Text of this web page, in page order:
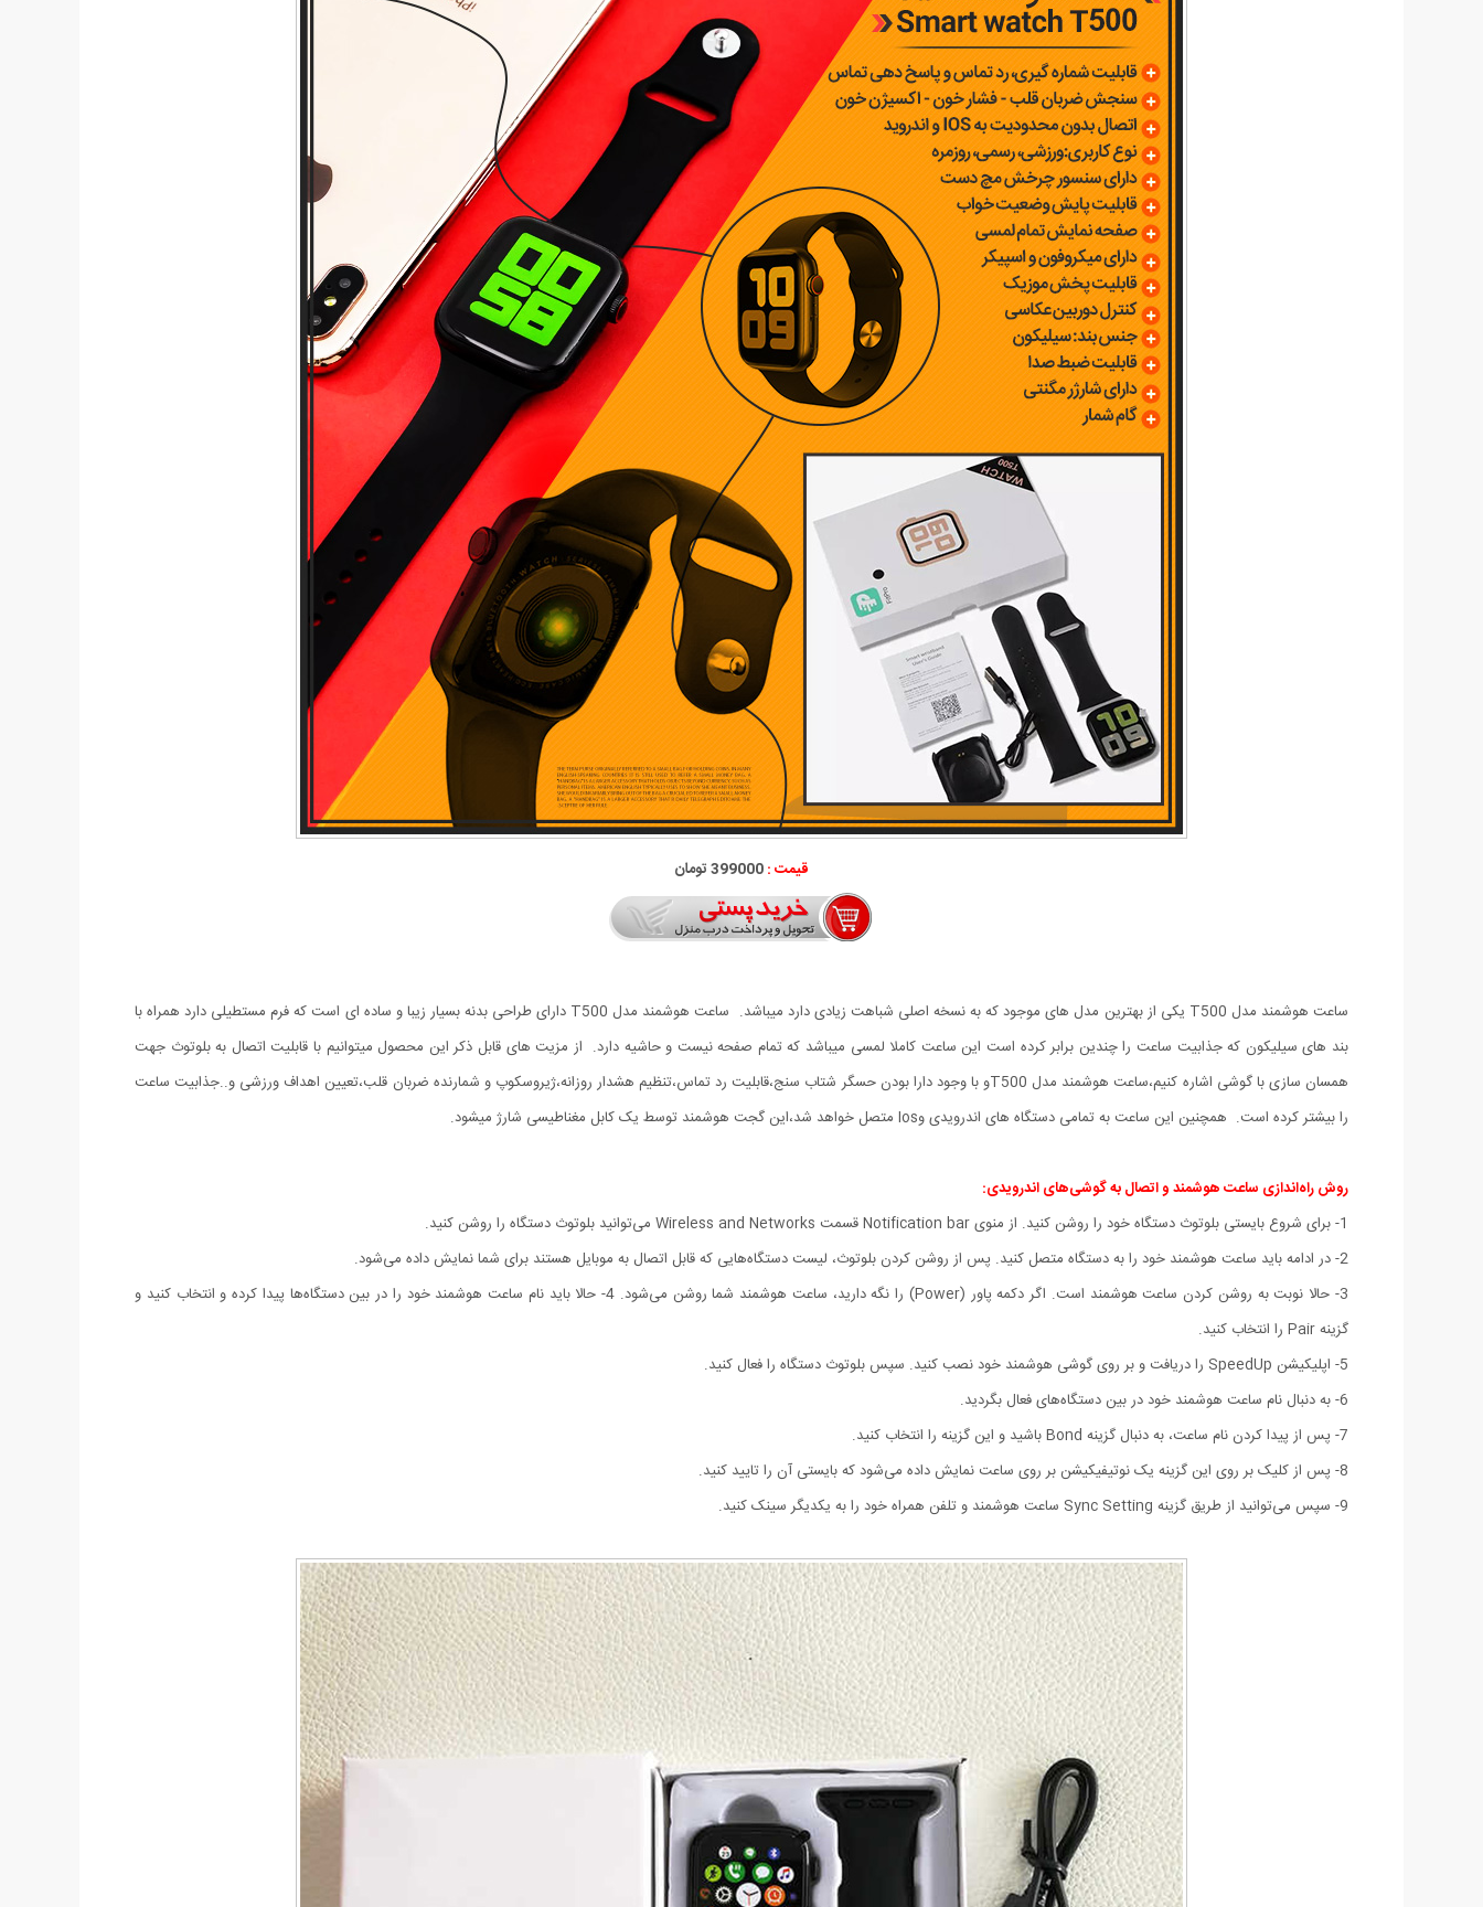
قیمت :399000 تومان
ساعت هوشمند مدل T500 یکی از بهترین مدل های موجود که به نسخه اصلی شباهت زیادی دارد میباشد. ساعت هوشمند مدل T500 دارای طراحی بدنه بسیار زیبا و ساده ای است که فرم مستطیلی دارد همراه با
بند های سیلیکون که جذابیت ساعت را چندین برابر کرده است این ساعت کاملا لمسی میباشد که تمام صفحه نیست و حاشیه دارد. از مزیت های قابل ذکر این محصول میتوانیم با قابلیت اتصال به بلوتوث جهت
همسان سازی با گوشی اشاره کنیم،ساعت هوشمند مدل T500و با وجود دارا بودن حسگر شتاب سنج،قابلیت رد تماس،تنظیم هشدار روزانه،ژیروسکوپ و شمارنده ضربان قلب،تعیین اهداف ورزشی و..جذابیت ساعت
را بیشتر کرده است. همچنین این ساعت به تمامی دستگاه های اندرویدی وIos متصل خواهد شد،این گجت هوشمند توسط یک کابل مغناطیسی شارژ میشود.
روش راه‌اندازی ساعت هوشمند و اتصال به گوشی‌های اندرویدی:
1- برای شروع بایستی بلوتوث دستگاه خود را روشن کنید. از منوی Notification bar قسمت Wireless and Networks می‌توانید بلوتوث دستگاه را روشن کنید.
2- در ادامه باید ساعت هوشمند خود را به دستگاه متصل کنید. پس از روشن کردن بلوتوث، لیست دستگاه‌‌هایی که قابل اتصال به موبایل هستند برای شما نمایش داده می‌شود.
3- حالا نوبت به روشن کردن ساعت هوشمند است. اگر دکمه پاور (Power) را نگه دارید، ساعت هوشمند شما روشن می‌شود. 4- حالا باید نام ساعت هوشمند خود را در بین دستگاه‌ها پیدا کرده و انتخاب کنید و
گزینه Pair را انتخاب کنید.
5- اپلیکیشن SpeedUp را دریافت و بر روی گوشی هوشمند خود نصب کنید. سپس بلوتوث دستگاه را فعال کنید.
6- به دنبال نام ساعت هوشمند خود در بین دستگاه‌های فعال بگردید.
7- پس از پیدا کردن نام ساعت، به دنبال گزینه Bond باشید و این گزینه را انتخاب کنید.
8- پس از کلیک بر روی این گزینه یک نوتیفیکیشن بر روی ساعت نمایش داده می‌شود که بایستی آن را تایید کنید.
9- سپس می‌توانید از طریق گزینه Sync Setting ساعت هوشمند و تلفن همراه خود را به یکدیگر سینک کنید.